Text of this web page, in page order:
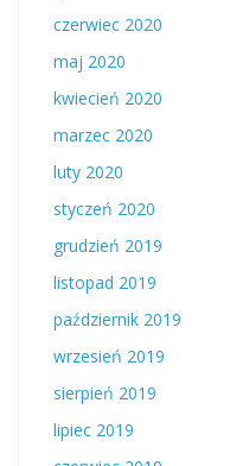
czerwiec 2020
maj 2020
kwiecień 2020
marzec 2020
luty 2020
styczeń 2020
grudzień 2019
listopad 2019
październik 2019
wrzesień 2019
sierpień 2019
lipiec 2019